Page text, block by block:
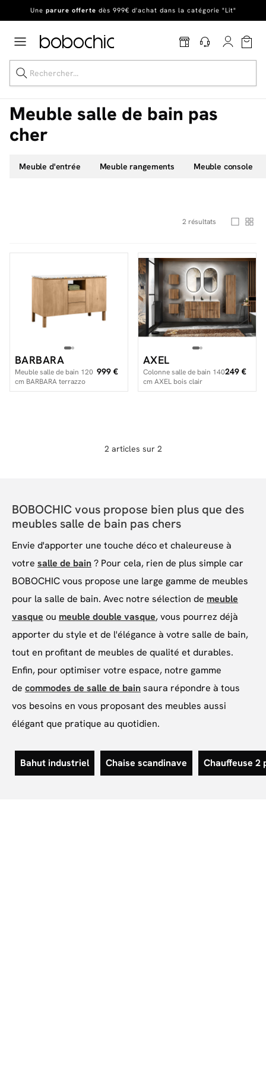
Une parure offerte dès 999€ d'achat dans la catégorie "Lit"
Excellent
Facilité de paiements
Aide et contact
Conseil sur mesure
Meuble salle de bain pas
cher
Meuble d'entrée Meuble rangements Meuble console
2 résultats
BARBARA
Meuble salle de bain 120
cm BARBARA terrazzo
999 €
AXEL
Colonne salle de bain 140
cm AXEL bois clair
249 €
2 articles sur 2
BOBOCHIC vous propose bien plus que des
meubles salle de bain pas chers
Envie d'apporter une touche déco et chaleureuse à
votre salle de bain? Pour cela, rien de plus simple car
BOBOCHIC vous propose une large gamme de meubles
pour la salle de bain. Avec notre sélection de meuble
vasque ou meuble double vasque, vous pourrez déjà
apporter du style et de l'élégance à votre salle de bain,
tout en profitant de meubles de qualité et durables.
Enfin, pour optimiser votre espace, notre gamme
de commodes de salle de bainsaura répondre à tous
vos besoins en vous proposant des meubles aussi
élégant que pratique au quotidien.
Bahut industriel Chaise scandinave Chauffeuse 2